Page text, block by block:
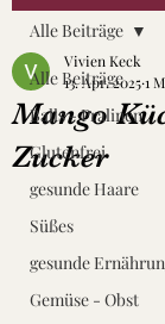
Alle Beiträge
Balls - Pralinen
Glutenfrei
gesunde Haare
Süßes
gesunde
Gemüse - Obst
Alle Beiträge
Mango
Zucker
Vivien Keck
13. Apr. 20251